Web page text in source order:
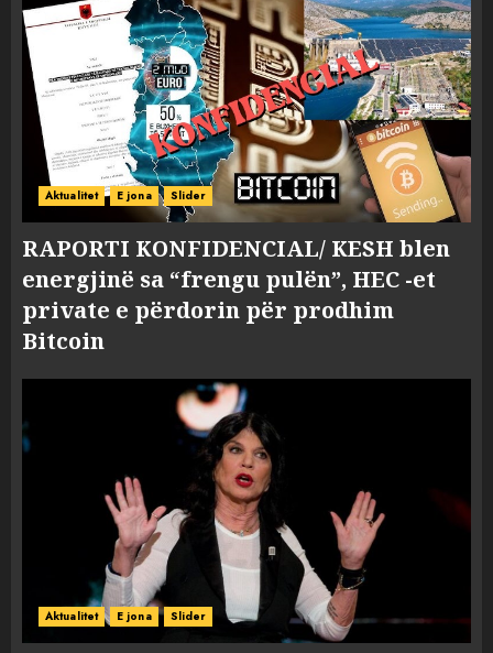
Aktualitet E jona Slider
RAPORTI KONFIDENCIAL/ KESH blen
energjinë sa “frengu pulën”, HEC -et
private e përdorin për prodhim
Bitcoin
Aktualitet E jona Slider